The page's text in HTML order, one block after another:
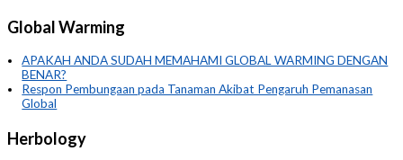
Global Warming
APAKAH ANDA SUDAH MEMAHAMI GLOBAL WARMING DENGAN
BENAR?
Respon Pembungaan pada Tanaman Akibat Pengaruh Pemanasan
Global
Herbology